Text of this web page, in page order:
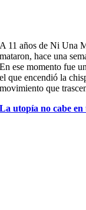
A 11 años de Ni Una
mataron, hace una
En ese momento fue
el que encendió la
movimiento que
La utopía no cabe en